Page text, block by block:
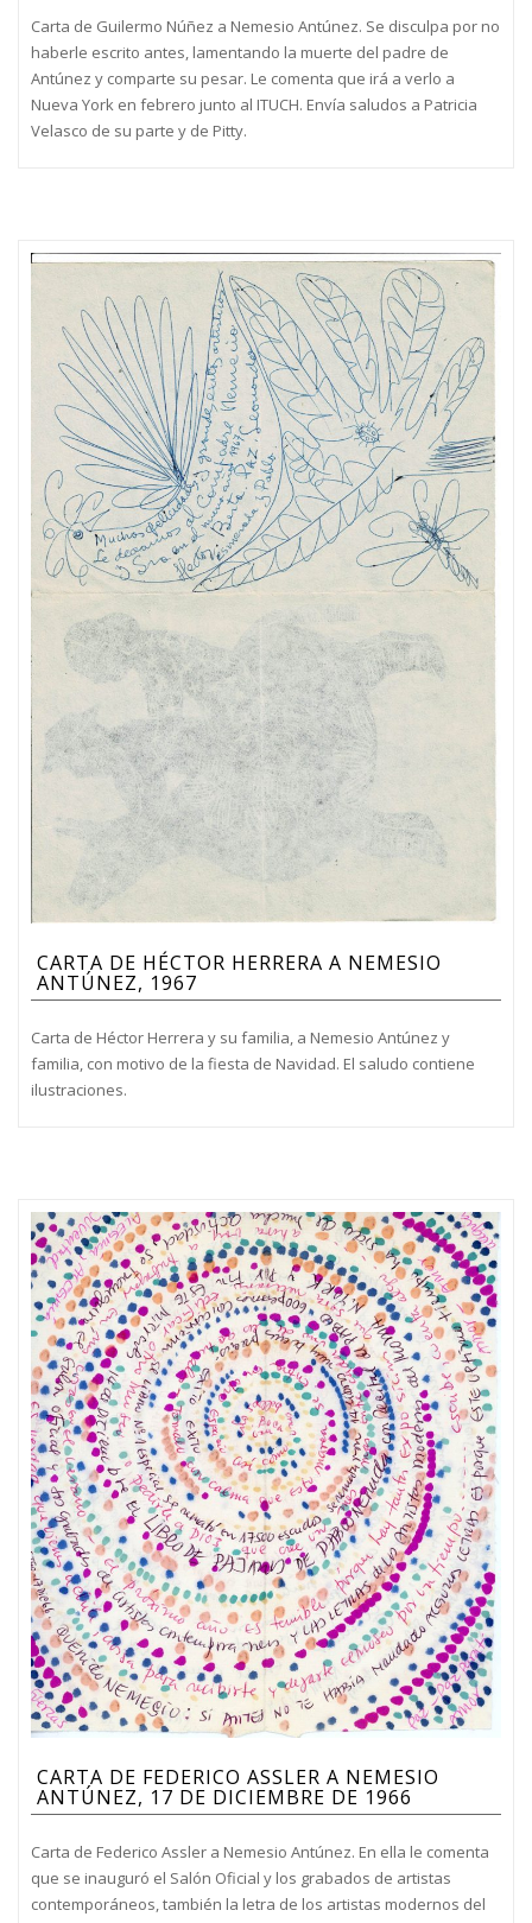
Carta de Guilermo Núñez a Nemesio Antúnez. Se disculpa por no
haberle escrito antes, lamentando la muerte del padre de
Antúnez y comparte su pesar. Le comenta que irá a verlo a
Nueva York en febrero junto al ITUCH. Envía saludos a Patricia
Velasco de su parte y de Pitty.
CARTA DE HÉCTOR HERRERA A NEMESIO
ANTÚNEZ, 1967
Carta de Héctor Herrera y su familia, a Nemesio Antúnez y
familia, con motivo de la fiesta de Navidad. El saludo contiene
ilustraciones.
CARTA DE FEDERICO ASSLER A NEMESIO
ANTÚNEZ, 17 DE DICIEMBRE DE 1966
Carta de Federico Assler a Nemesio Antúnez. En ella le comenta
que se inauguró el Salón Oficial y los grabados de artistas
contemporáneos, también la letra de los artistas modernos del